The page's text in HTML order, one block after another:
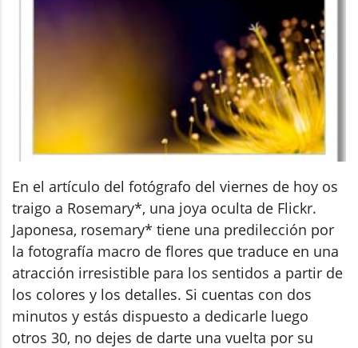
En el artículo del fotógrafo del viernes de hoy os
traigo a Rosemary*, una joya oculta de Flickr.
Japonesa, rosemary* tiene una predilección por
la fotografía macro de flores que traduce en una
atracción irresistible para los sentidos a partir de
los colores y los detalles. Si cuentas con dos
minutos y estás dispuesto a dedicarle luego
otros 30, no dejes de darte una vuelta por su